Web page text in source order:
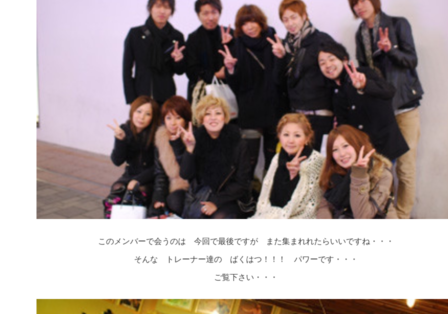
このメンバーで会うのは 今回で最後ですが また集まれれたらいいですね・・・
そんな トレーナー達の ばくはつ！！！ パワーです・・・
ご覧下さい・・・